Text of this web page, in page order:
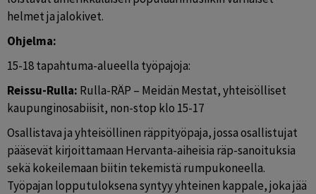
helmet ja jalokivet.
Ohjelma:
15-18 tapahtuma-alueella työpajoja:
Reissu-Rulla: Rulla-RÄP – Meidän Mestat, yhteisölliset
kaupunginosabiisit, non-stop klo 15-17
Osallistava ja yhteisöllinen räppityöpaja, jossa osallistujat
pääsevät kirjoittamaan Hervanta-aiheisia räp-sanoituksia
sekä kokeilemaan biitin tekemistä rumpukoneella.
Työpajan lopputuloksena syntyy yhteinen kappale, joka jää